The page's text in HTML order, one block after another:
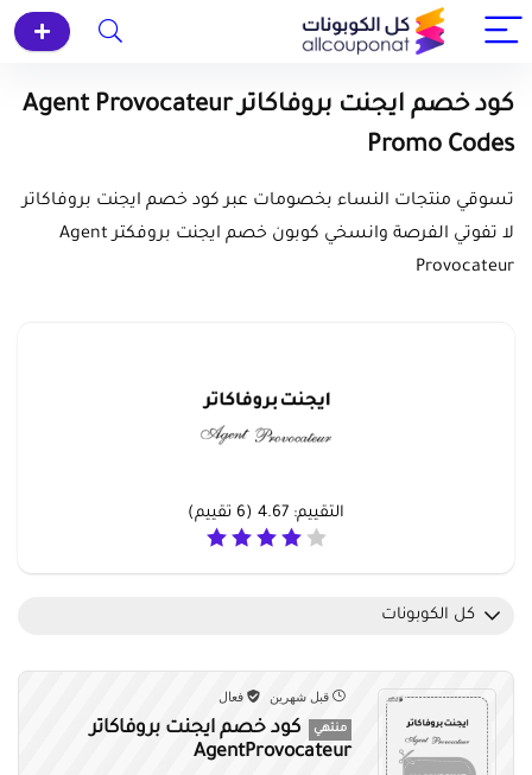
كود خصم ايجنت بروفاكاتر Agent Provocateur
Promo Codes
تسوقي منتجات النساء بخصومات عبر كود خصم ايجنت بروفاكاتر
لا تفوتي الفرصة وانسخي كوبون خصم ايجنت بروفكتر Agent
Provocateur
التقييم: 4.67
(
6 تقييم)
كل الكوبونات
قبل شهرين فعال
منتهي
كود خصم ايجنت بروفاكاتر
AgentProvocateur